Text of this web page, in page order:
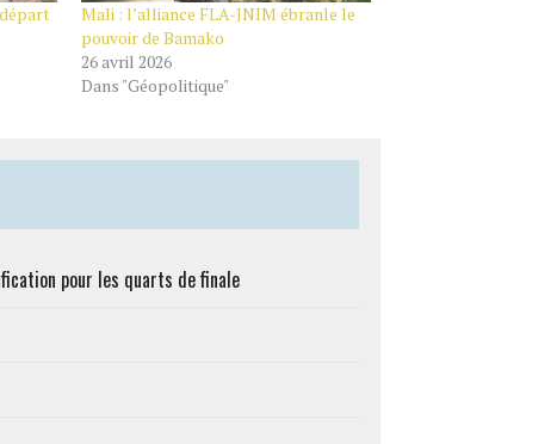
Mali : l’alliance FLA-JNIM ébranle le
pouvoir de Bamako
26 avril 2026
Dans "Géopolitique"
pour les quarts de finale